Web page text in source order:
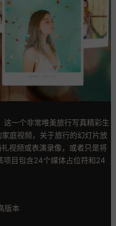
这一个非常唯美旅行写真精彩生
庭视频，关于旅行的幻灯片放
视频或表演录像，或者只是将
项目包含24个媒体占位符和24
版本